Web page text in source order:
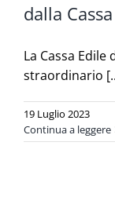
dalla
La Cassa
straordinario
19 Luglio 2023
Continua a leggere